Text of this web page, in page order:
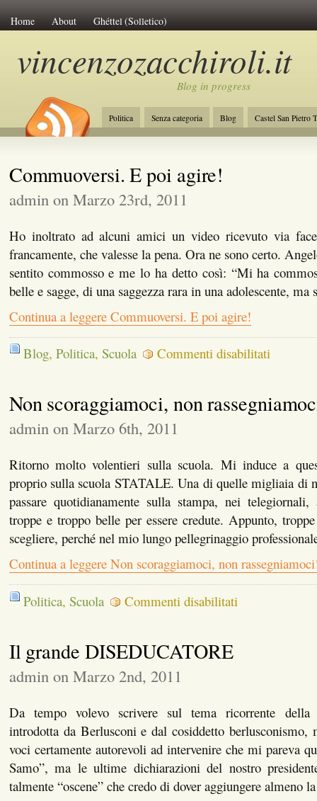
Home About Ghéttel (Solletico)
vincenzozacchiroli.it
Blog in progress
Politica Senza categoria Blog
Castel San Pietro
La Costituzione
Lavoro Initiative of Change
Commuoversi. E poi agire!
admin on Marzo 23rd, 2011
Ho inoltrato ad alcuni amici un video ricevuto via
francamente, che valesse la pena. Ora ne sono certo.
sentito commosso e me lo ha detto così: “Mi ha
belle e sagge, di una saggezza rara in una adolescente,
Continua a leggere Commuoversi. E poi agire!
Blog, Politica, Scuola Commenti disabilitatisu
agire!
Non scoraggiamoci, non
admin on Marzo 6th, 2011
Ritorno molto volentieri sulla scuola. Mi induce a
proprio sulla scuola STATALE. Una di quelle migliaia di
passare quotidianamente sulla stampa, nei
troppe e troppo belle per essere credute. Appunto,
scegliere, perché nel mio lungo pellegrinaggio
Continua a leggere Non scoraggiamoci, non
Politica, Scuola Commenti disabilitatisu
Non
Il grande DISEDUCATORE
admin on Marzo 2nd, 2011
Da tempo volevo scrivere sul tema ricorrente della
introdotta da Berlusconi e dal cosiddetto berlusconismo,
voci certamente autorevoli ad intervenire che mi pareva
Samo”, ma le ultime dichiarazioni del nostro
talmente “oscene” che credo di dover aggiungere almeno